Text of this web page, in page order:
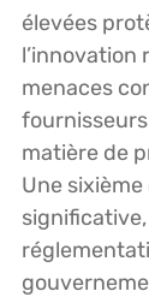
élevées
l’innovation
menaces
matière de
Une